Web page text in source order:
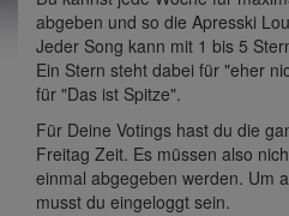
abgeben und so die Apresski
Jeder Song kann mit 1 bis 5
Ein Stern steht dabei für "eher
für "Das ist Spitze".
Für Deine Votings hast du die
Freitag Zeit. Es müssen also
einmal abgegeben werden. Um
musst du eingeloggt sein.